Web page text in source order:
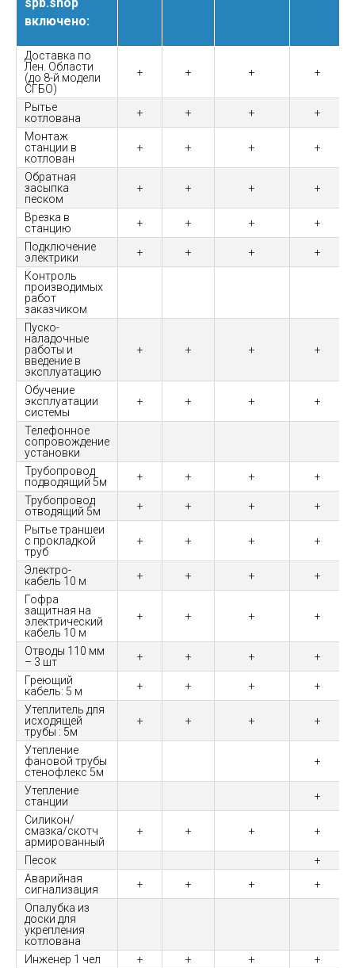
включено:
Доставка по
Лен. Области
(до 8-й модели
СГБО)
+ + + +
Рытье
котлована
+ + +
+
Монтаж
станции в
котлован
+ + + +
Обратная
засыпка
песком
+ + + +
Врезка в
станцию
+ + +
+
Подключение
электрики
+ + +
+
Контроль
производимых
работ
заказчиком
Пуско-
наладочные
работы и
введение в
эксплуатацию
+ + + +
Обучение
эксплуатации
системы
+ + + +
Телефонное
сопровождение
установки
Трубопровод
подводящий 5м
+ + +
+
Трубопровод
отводящий 5м
+ + +
+
Рытье траншеи
с прокладкой
труб
+ + + +
Электро-
кабель 10 м
+ + +
+
Гофра
защитная на
электрический
кабель 10 м
+ + + +
Отводы 110 мм
– 3 шт
+ + +
+
Греющий
кабель: 5 м
+ + +
+
Утеплитель для
исходящей
трубы : 5м
+ + + +
Утепление
фановой трубы
стенофлекс 5м
+
Утепление
станции
+
Силикон/
смазка/скотч
армированный
+ + + +
Песок
+
Аварийная
сигнализация
+ + +
+
Опалубка из
доски для
укрепления
котлована
Инженер 1 чел
+ + +
+